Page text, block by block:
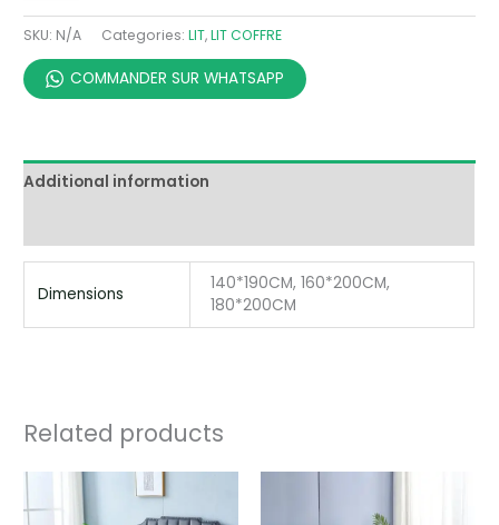
SKU: N/A Categories:LIT,LIT COFFRE
COMMANDER SUR WHATSAPP
Additional information
Dimensions
140*190CM, 160*200CM,
180*200CM
Related products